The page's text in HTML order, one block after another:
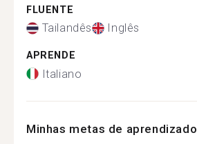
FLUENTE
Tailandês Inglês
APRENDE
Italiano
Minhas metas de aprendizado